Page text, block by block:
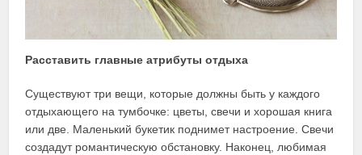
Расставить главные атрибуты отдыха
Существуют три вещи, которые должны быть у каждого
отдыхающего на тумбочке: цветы, свечи и хорошая книга
или две. Маленький букетик поднимет настроение. Свечи
создадут романтическую обстановку. Наконец, любимая